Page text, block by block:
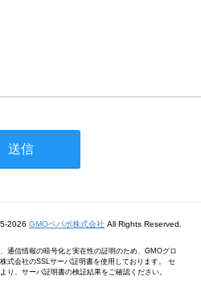
2026 GMOペパボ株式会社 All Rights Reserved.
通信情報の暗号化と実在性の証明のため、GMOグロ
式会社のSSLサーバ証明書を使用しております。 セ
り、サーバ証明書の検証結果をご確認ください。